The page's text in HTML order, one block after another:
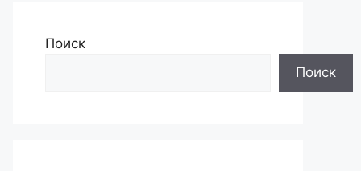
Поиск
Поиск